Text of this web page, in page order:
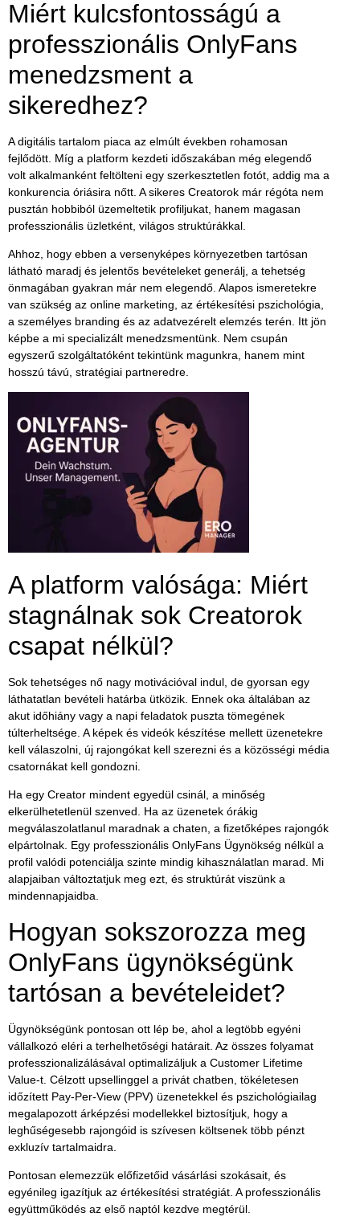
Miért kulcsfontosságú a
professzionális OnlyFans
menedzsment a
sikeredhez?
A digitális tartalom piaca az elmúlt években rohamosan
fejlődött. Míg a platform kezdeti időszakában még elegendő
volt alkalmanként feltölteni egy szerkesztetlen fotót, addig ma a
konkurencia óriásira nőtt. A sikeres Creatorok már régóta nem
pusztán hobbiból üzemeltetik profiljukat, hanem magasan
professzionális üzletként , világos struktúrákkal.
Ahhoz, hogy ebben a versenyképes környezetben tartósan
látható maradj és jelentős bevételeket generálj, a tehetség
önmagában gyakran már nem elegendő. Alapos ismeretekre
van szükség az online marketing, az értékesítési pszichológia,
a személyes branding és az adatvezérelt elemzés terén. Itt jön
képbe a mi specializált menedzsmentünk. Nem csupán
egyszerű szolgáltatóként tekintünk magunkra, hanem mint
hosszú távú, stratégiai partneredre.
A platform valósága: Miért
stagnálnak sok Creatorok
csapat nélkül?
Sok tehetséges nő nagy motivációval indul, de gyorsan egy
láthatatlan bevételi határba ütközik. Ennek oka általában az
akut időhiány vagy a napi feladatok puszta tömegének
túlterheltsége. A képek és videók készítése mellett üzenetekre
kell válaszolni, új rajongókat kell szerezni és a közösségi média
csatornákat kell gondozni.
Ha egy Creator mindent egyedül csinál, a minőség
elkerülhetetlenül szenved. Ha az üzenetek órákig
megválaszolatlanul maradnak a chaten, a fizetőképes rajongók
elpártolnak. Egy professzionális OnlyFans Ügynökség nélkül a
profil valódi potenciálja szinte mindig kihasználatlan marad. Mi
alapjaiban változtatjuk meg ezt, és struktúrát viszünk a
mindennapjaidba.
Hogyan sokszorozza meg
OnlyFans ügynökségünk
tartósan a bevételeidet?
Ügynökségünk pontosan ott lép be, ahol a legtöbb egyéni
vállalkozó eléri a terhelhetőségi határait. Az összes folyamat
professzionalizálásával optimalizáljuk a Customer Lifetime
Value-t. Célzott upsellinggel a privát chatben, tökéletesen
időzített Pay-Per-View (PPV) üzenetekkel és pszichológiailag
megalapozott árképzési modellekkel biztosítjuk, hogy a
leghűségesebb rajongóid is szívesen költsenek több pénzt
exkluzív tartalmaidra.
Pontosan elemezzük előfizetőid vásárlási szokásait, és
egyénileg igazítjuk az értékesítési stratégiát. A professzionális
együttműködés az első naptól kezdve megtérül.